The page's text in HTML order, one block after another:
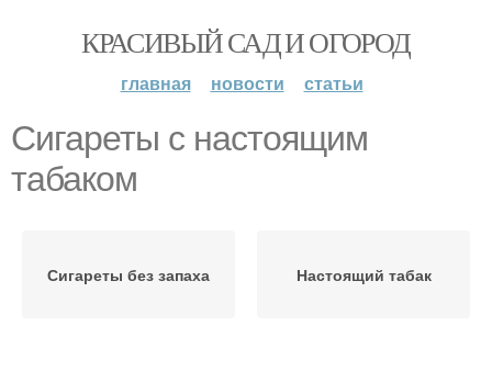
КРАСИВЫЙ САД И ОГОРОД
главная новости статьи
Сигареты с настоящим
табаком
Сигареты без запаха Настоящий табак